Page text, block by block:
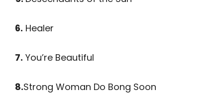
6. Healer
7. You’re Beautiful
8.Strong Woman Do Bong Soon